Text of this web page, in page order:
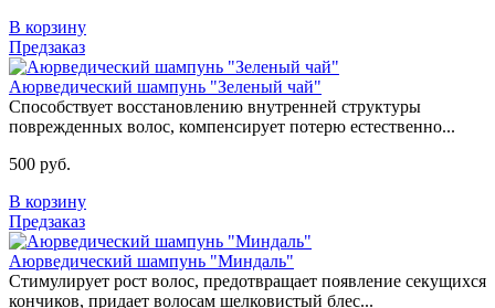
В корзину
Предзаказ
Аюрведический шампунь "Зеленый чай"
Способствует восстановлению внутренней структуры
поврежденных волос, компенсирует потерю естественно...
500 руб.
В корзину
Предзаказ
Аюрведический шампунь "Миндаль"
Стимулирует рост волос, предотвращает появление секущихся
кончиков, придает волосам шелковистый блес...